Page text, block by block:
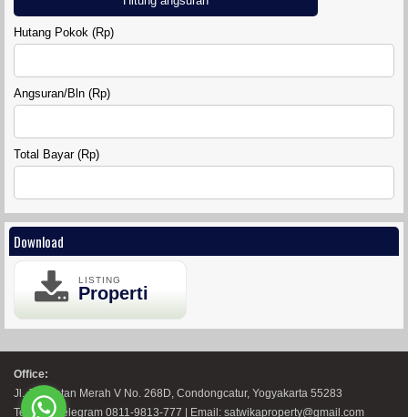
RUMAH GRIYA SAHABAT 7
MINI KLASTER HYATT 2
Hutang Pokok (Rp)
Angsuran/Bln (Rp)
Total Bayar (Rp)
Download
LISTING
Properti
Office:
Jl. Jembatan Merah V No. 268D, Condongcatur, Yogyakarta 55283
Telp WA Telegram 0811-9813-777 | Email: satwikaproperty@gmail.com